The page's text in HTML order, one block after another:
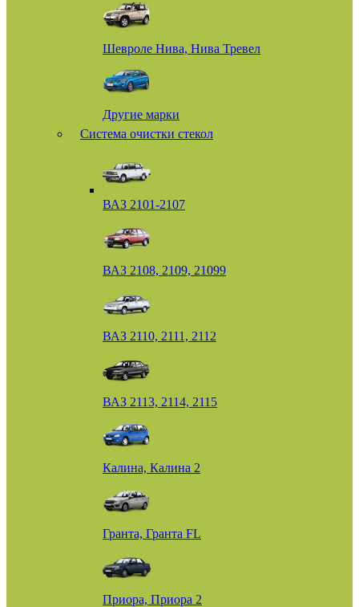
Шевроле Нива, Нива Тревел
Другие марки
Система очистки стекол
ВАЗ 2101-2107
ВАЗ 2108, 2109, 21099
ВАЗ 2110, 2111, 2112
ВАЗ 2113, 2114, 2115
Калина, Калина 2
Гранта, Гранта FL
Приора, Приора 2